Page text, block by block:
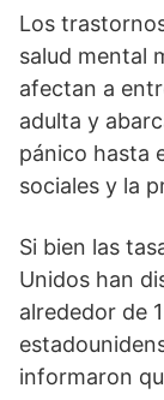
Los
salud mental
afectan a
adulta y
pánico hasta
sociales y la
Si bien las
Unidos han
alrededor de
informaron